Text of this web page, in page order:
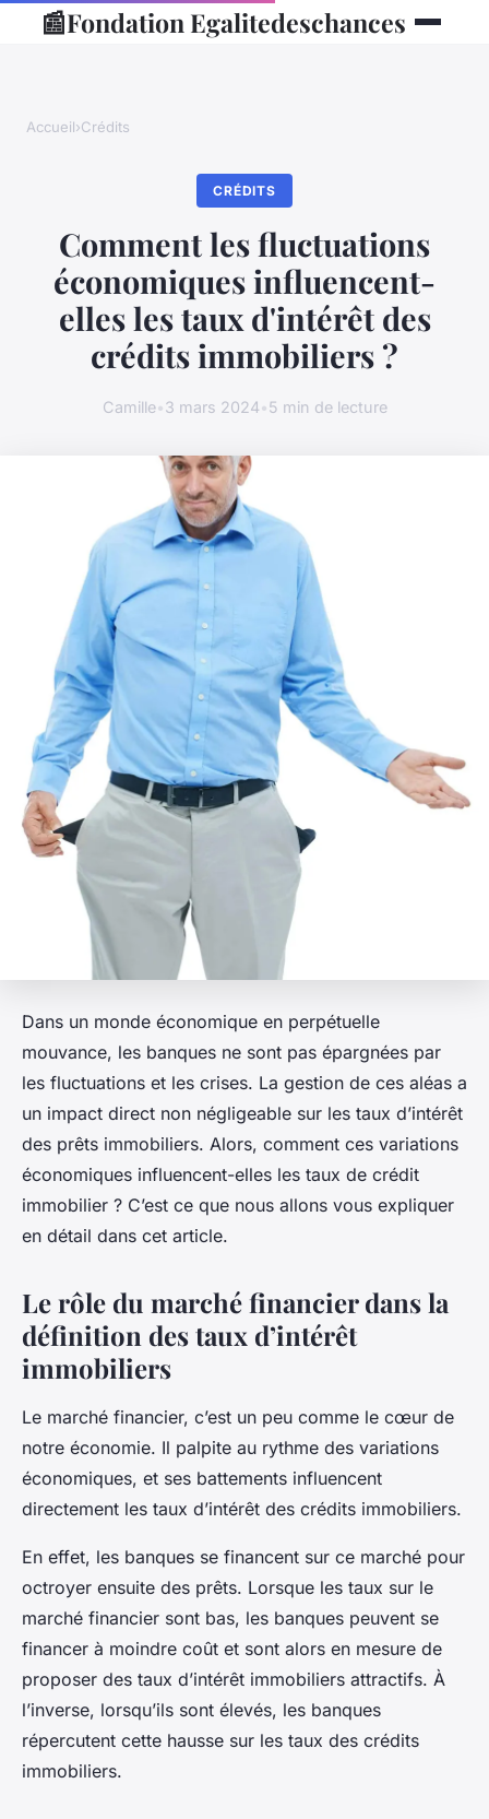
📰Fondation Egalitedeschances
Accueil›Crédits
CRÉDITS
Comment les fluctuations
économiques influencent-
elles les taux d'intérêt des
crédits immobiliers ?
Camille•3 mars 2024•5 min de lecture
Dans un monde économique en perpétuelle
mouvance, les banques ne sont pas épargnées par
les fluctuations et les crises. La gestion de ces aléas a
un impact direct non négligeable sur les taux d’intérêt
des prêts immobiliers. Alors, comment ces variations
économiques influencent-elles les taux de crédit
immobilier ? C’est ce que nous allons vous expliquer
en détail dans cet article.
Le rôle du marché financier dans la
définition des taux d’intérêt
immobiliers
Le marché financier, c’est un peu comme le cœur de
notre économie. Il palpite au rythme des variations
économiques, et ses battements influencent
directement les taux d’intérêt des crédits immobiliers.
En effet, les banques se financent sur ce marché pour
octroyer ensuite des prêts. Lorsque les taux sur le
marché financier sont bas, les banques peuvent se
financer à moindre coût et sont alors en mesure de
proposer des taux d’intérêt immobiliers attractifs. À
l’inverse, lorsqu’ils sont élevés, les banques
répercutent cette hausse sur les taux des crédits
immobiliers.